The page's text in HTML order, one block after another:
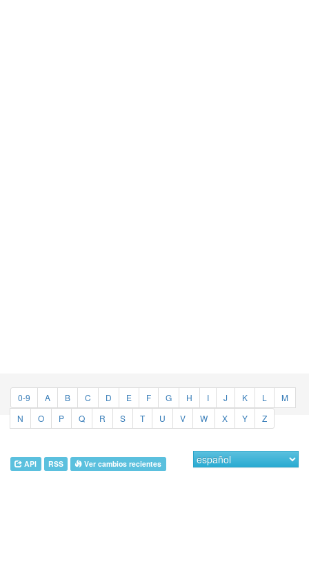
0-9 A B C D E F G H I J K L
M
N
O P Q R S T U V W X Y Z
API RSS Ver cambios recientes